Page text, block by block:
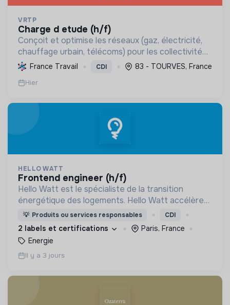
VRTP
charge d etude (h/f)
Conçoit et optimise les réseaux (gaz, électricité,
chauffage urbain, télécoms) pour les collectivités
et grands donneurs d'ordre, de la faisabilité aux
plans d'exécution, soutenant la transition énerg...
France Travail CDI 83 - TOURVES, France
Hier
HELLO WATT
frontend engineer (h/f)
Hello Watt est le spécialiste de la transition
énergétique des logements. Hello Watt accélère
la transition énergétique en la rendant plus simple,
plus intelligente et plus accessible.
💡 Produits ou services responsables CDI
2 labels et certifications
Paris, France
Energie
Il y a 3 jours